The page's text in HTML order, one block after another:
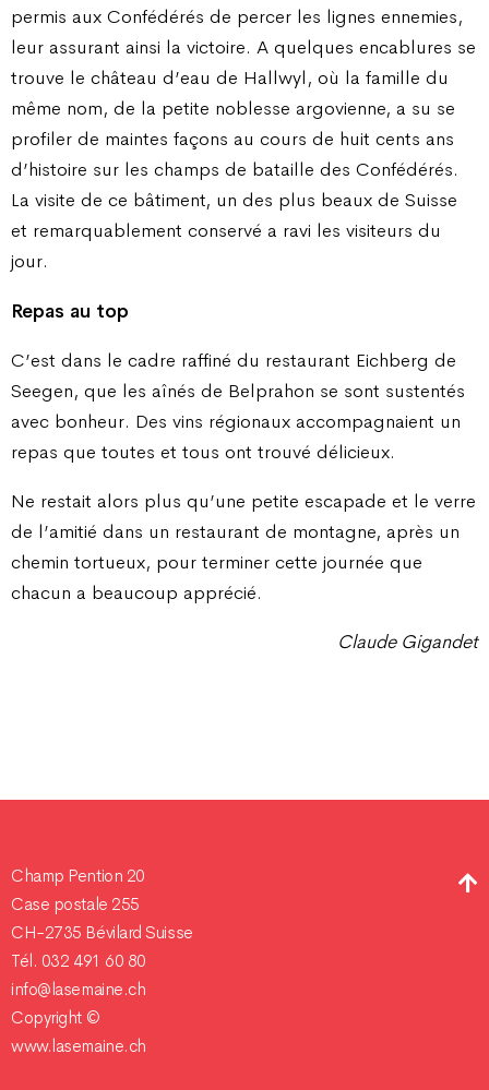
permis aux Confédérés de percer les lignes ennemies,
leur assurant ainsi la victoire. A quelques encablures se
trouve le château d’eau de Hallwyl, où la famille du
même nom, de la petite noblesse argovienne, a su se
profiler de maintes façons au cours de huit cents ans
d’histoire sur les champs de bataille des Confédérés.
La visite de ce bâtiment, un des plus beaux de Suisse
et remarquablement conservé a ravi les visiteurs du
jour.
Repas au top
C’est dans le cadre raffiné du restaurant Eichberg de
Seegen, que les aînés de Belprahon se sont sustentés
avec bonheur. Des vins régionaux accompagnaient un
repas que toutes et tous ont trouvé délicieux.
Ne restait alors plus qu’une petite escapade et le verre
de l’amitié dans un restaurant de montagne, après un
chemin tortueux, pour terminer cette journée que
chacun a beaucoup apprécié.
Claude Gigandet
Champ Pention 20
Case postale 255
CH-2735 Bévilard Suisse
Tél. 032 491 60 80
info@lasemaine.ch
Copyright ©
www.lasemaine.ch